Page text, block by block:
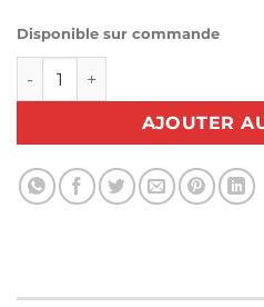
Disponible sur commande
quantité de Ciseau
AJOUTER